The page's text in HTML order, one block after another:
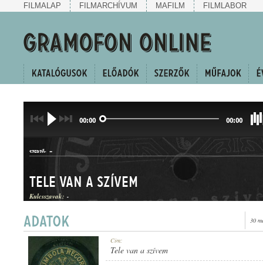
FILMALAP FILMARCHÍVUM MAFILM FILMLABOR
00:00 00:00
SZERZŐ: -
DAL
Tele van a szívem
Kulcsszavak: -
30
Cím:
Tele van a szívem